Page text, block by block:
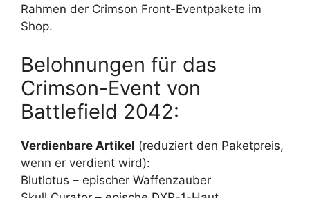
Rahmen der Crimson Front-Eventpakete im
Shop.
Belohnungen für das
Crimson-Event von
Battlefield 2042:
Verdienbare Artikel (reduziert den Paketpreis,
wenn er verdient wird):
Blutlotus – epischer Waffenzauber